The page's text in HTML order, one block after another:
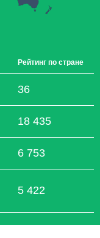
Рейтинг по стране
36
18 435
6 753
5 422